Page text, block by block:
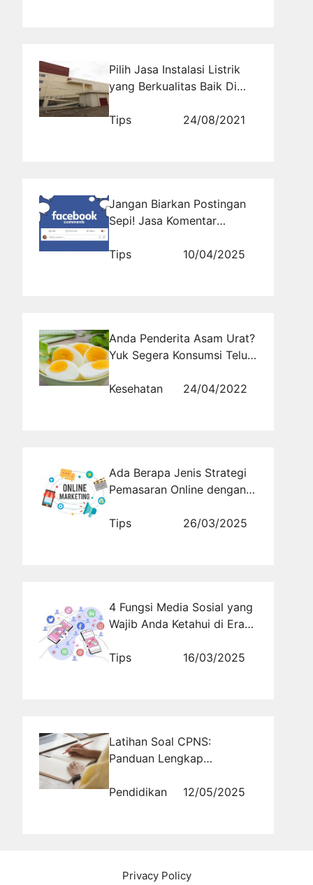
Pilih Jasa Instalasi Listrik
yang Berkualitas Baik Di
Tips
24/08/2021
Jangan Biarkan Postingan
Sepi! Jasa Komentar
Tips
10/04/2025
Anda Penderita Asam Urat?
Yuk Segera Konsumsi Telur
Nyeri Sendi
Kesehatan 24/04/2022
Ada Berapa Jenis Strategi
Pemasaran Online dengan
Tips
26/03/2025
4 Fungsi Media Sosial yang
Wajib Anda Ketahui di Era
Tips
16/03/2025
Latihan Soal CPNS:
Panduan Lengkap
Kompetensi Dasar
Pendidikan 12/05/2025
Privacy Policy